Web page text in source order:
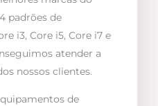
padrões de
i3, Core i5, Core i7 e
atender a
nossos clientes.
de